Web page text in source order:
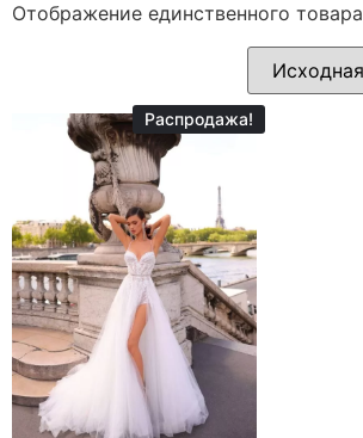
Отображение единственного товара
Распродажа!